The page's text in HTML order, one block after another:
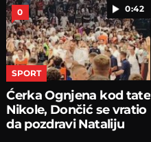
0:42
0
SPORT
Ćerka Ognjena kod tate
Nikole, Dončić se vratio
da pozdravi Nataliju